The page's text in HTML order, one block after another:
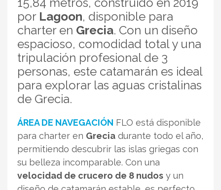
por Lagoon, disponible para
charter en Grecia. Con un diseño
espacioso, comodidad total y una
tripulación profesional de 3
personas, este catamarán es ideal
para explorar las aguas cristalinas
de Grecia.
ÁREA DE NAVEGACIÓN FLO está disponible
para charter en Grecia durante todo el año,
permitiendo descubrir las islas griegas con
su belleza incomparable. Con una
velocidad de crucero de 8 nudos y un